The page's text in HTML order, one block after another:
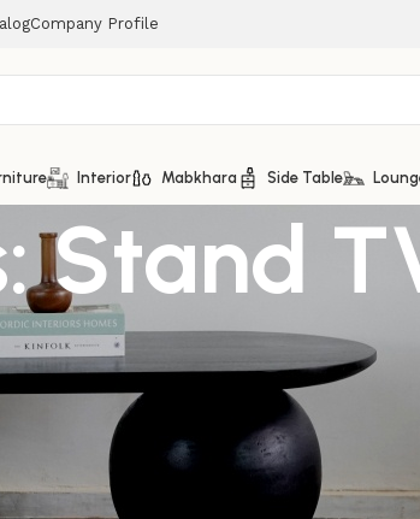
Company Profile
Interior Mabkhara Side Table
Stand